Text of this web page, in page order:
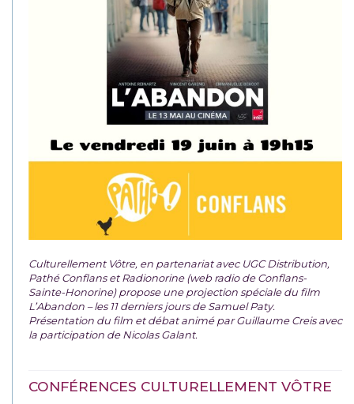
Culturellement Vôtre, en partenariat avec UGC Distribution,
Pathé Conflans et Radionorine (web radio de Conflans-
Sainte-Honorine) propose une projection spéciale du film
L’Abandon – les 11 derniers jours de Samuel Paty.
Présentation du film et débat animé par Guillaume Creis avec
la participation de Nicolas Galant.
CONFÉRENCES CULTURELLEMENT VÔTRE